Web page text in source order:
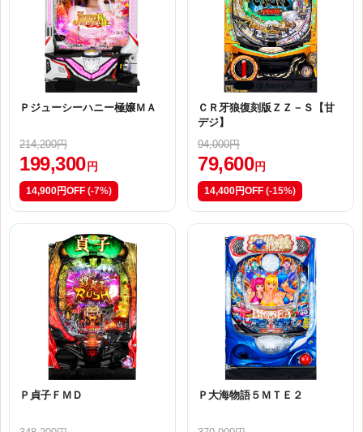
Ｐジューシーハニー極嬢ＭＡ
214,200円
199,300 円
14,900円OFF (-7%)
ＣＲ牙狼復刻版ＺＺ－Ｓ【甘
デジ】
94,000円
79,600 円
14,400円OFF (-15%)
Ｐ貞子ＦＭＤ Ｐ大海物語５ＭＴＥ２